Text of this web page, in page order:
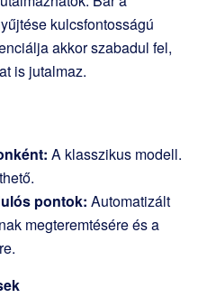
kulcsfontosságú
akkor szabadul fel,
is jutalmaz.
A klasszikus modell.
pontok: Automatizált
megteremtésére és a